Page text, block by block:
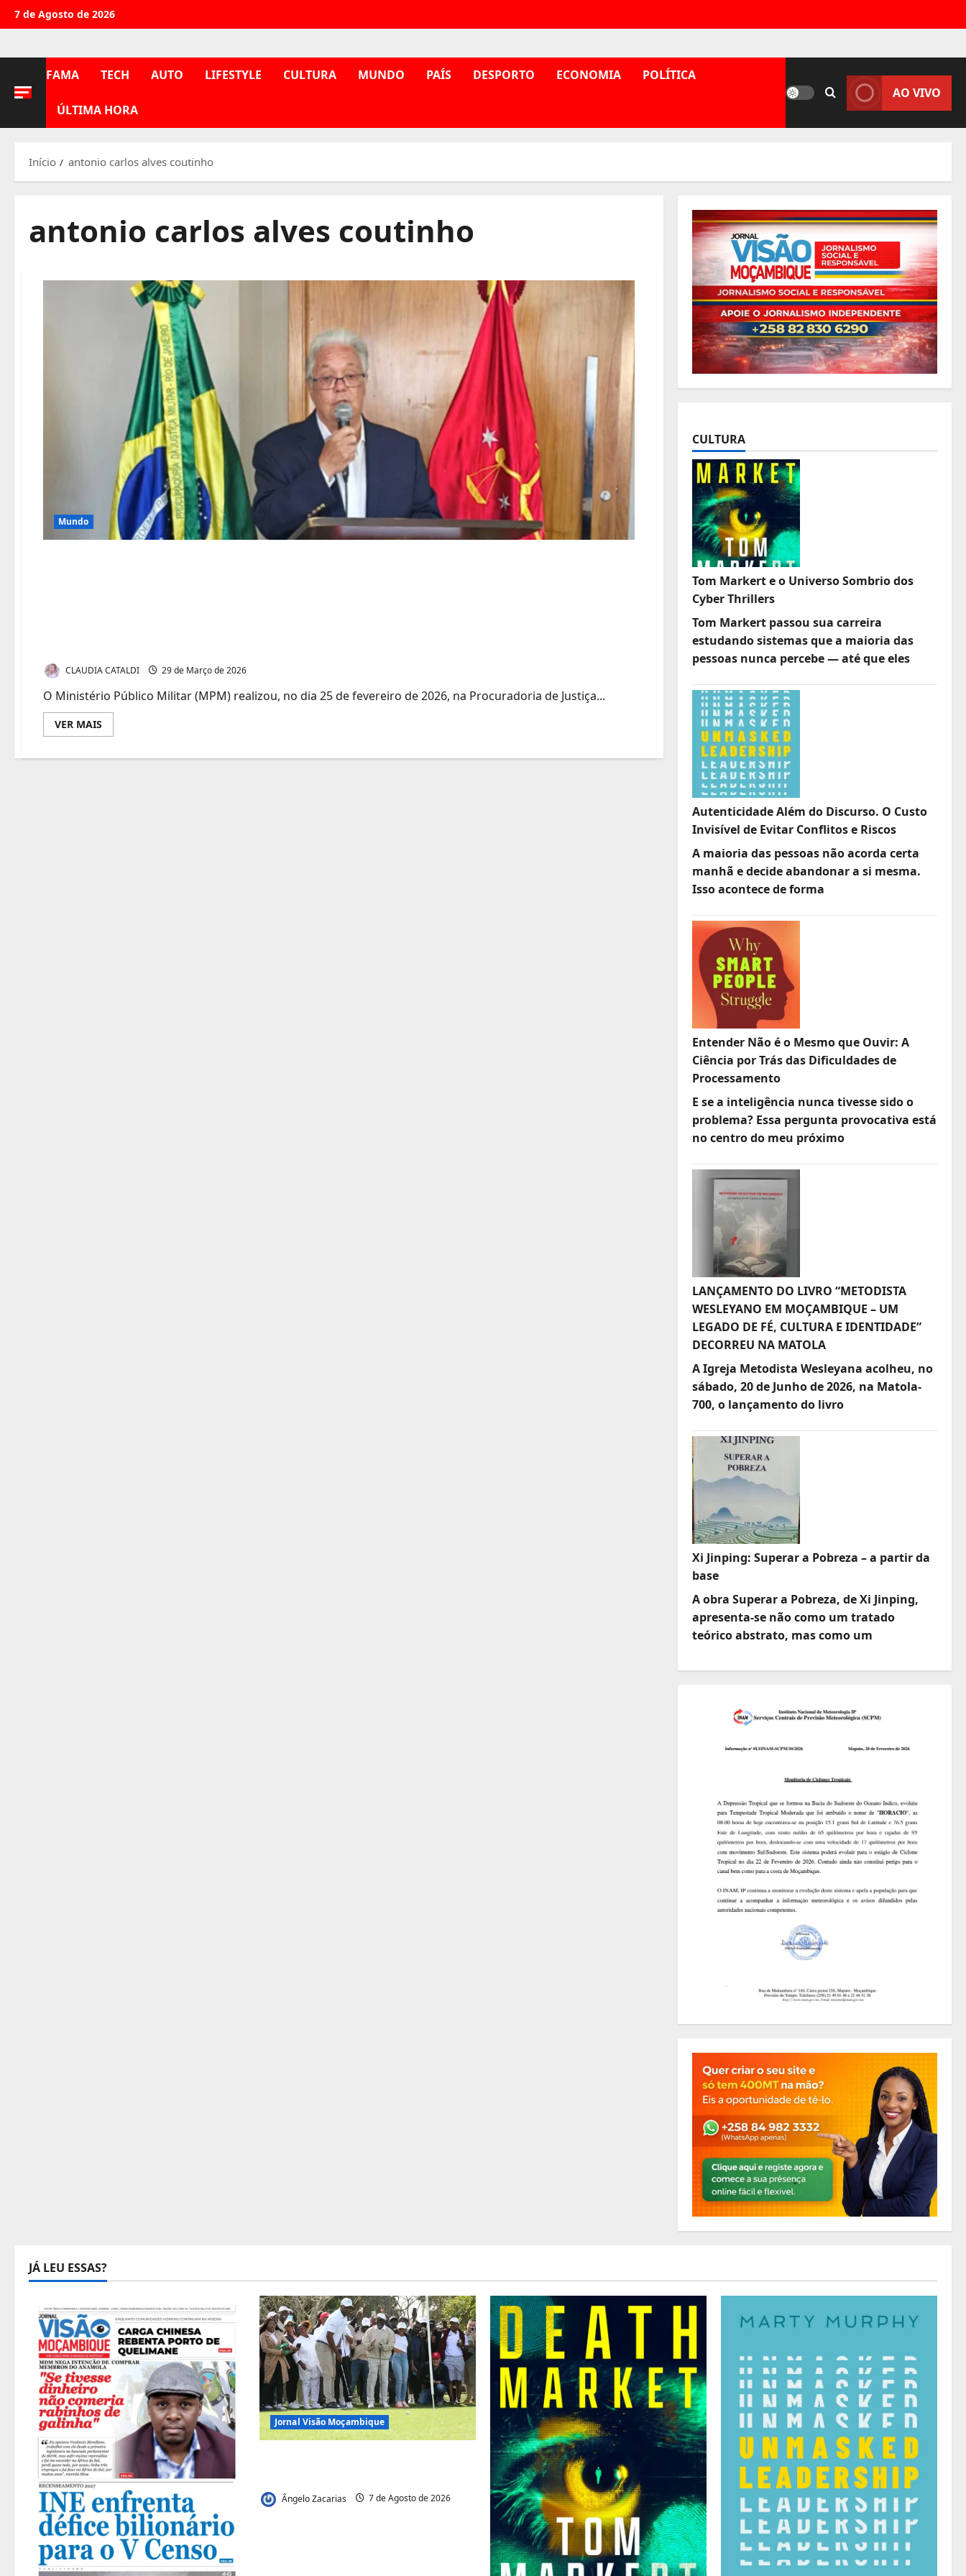
Avançar
para
conteúdo
7 de Agosto de 2026
FAMA TECH AUTO LIFESTYLE CULTURA MUNDO PAÍS DESPORTO ECONOMIA POLÍTICA
ÚLTIMA HORA
AO VIVO
Início antonio carlos alves coutinho
antonio carlos alves coutinho
Mundo
CLAUDIA CATALDI 29 de Março de 2026
O Ministério Público Militar (MPM) realizou, no dia 25 de fevereiro de 2026, na Procuradoria de Justiça...
VER MAIS
mais
do
CULTURA
Tom Markert e o Universo Sombrio dos
Cyber Thrillers
Tom Markert passou sua carreira
estudando sistemas que a maioria das
pessoas nunca percebe — até que eles
Autenticidade Além do Discurso. O Custo
Invisível de Evitar Conflitos e Riscos
A maioria das pessoas não acorda certa
manhã e decide abandonar a si mesma.
Isso acontece de forma
Entender Não é o Mesmo que Ouvir: A
Ciência por Trás das Dificuldades de
Processamento
E se a inteligência nunca tivesse sido o
problema? Essa pergunta provocativa está
no centro do meu próximo
LANÇAMENTO DO LIVRO “METODISTA
WESLEYANO EM MOÇAMBIQUE – UM
LEGADO DE FÉ, CULTURA E IDENTIDADE”
DECORREU NA MATOLA
A Igreja Metodista Wesleyana acolheu, no
sábado, 20 de Junho de 2026, na Matola-
700, o lançamento do livro
Xi Jinping: Superar a Pobreza – a partir da
base
A obra Superar a Pobreza, de Xi Jinping,
apresenta-se não como um tratado
teórico abstrato, mas como um
JÁ LEU ESSAS?
Jornal Visão Moçambique
Ângelo Zacarias 7 de Agosto de 2026